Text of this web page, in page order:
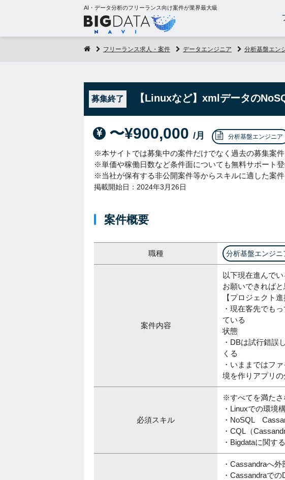
AI・データ分析のフリーランス向け案件が業界最大級
フリーランス求人・案件 データエンジニア 分析基盤エン
募集終了 【Linuxなど】xmlデータの
〜¥900,000 /月 分析基盤エンジニア
※本サイトでは募集中の案件だけでなく過去の募集案件
※単価や稼働日数など条件面についても無料サポート登
※当社が保有する非公開案件等からスキルに適した案件
掲載開始日：2024年3月26日
案件概要
職種 分析基盤エンジニ
案件内容
以下現在進んで
お願いできればと
【プロジェクト進
・現在客先でも
ている
状態
・DBは試行錯誤
くる
・いままではフ
境を作りアプリ
必須スキル
※すべてを満たさ
・Linuxでの環境
・NoSQL
・CQL（
・Bigdataに関す
・Cassandraへ
・Cassandraでの